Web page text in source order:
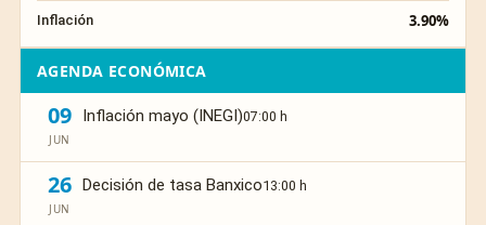
Inflación 3.90%
AGENDA ECONÓMICA
09
JUN
Inflación mayo (INEGI)07:00 h
26
JUN
Decisión de tasa Banxico13:00 h